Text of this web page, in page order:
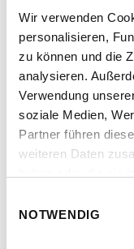
Wir verwenden
personalisieren,
zu können und die
analysieren.
Verwendung
soziale Medien,
Partner führen
weiteren Daten
NOTWENDIG